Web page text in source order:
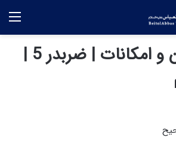
مدیریت زمان و امکانات | ضربدر 5 |